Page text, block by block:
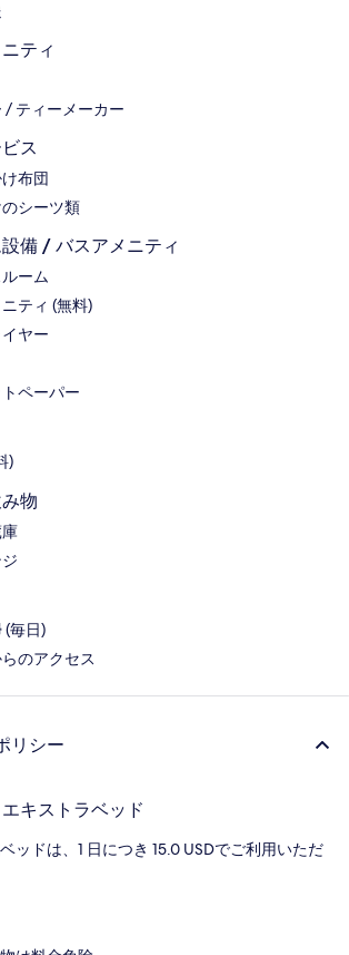
ティ
/ ティーメーカー
ス
布団
シーツ類
備 / バスアメニティ
ーム
ティ (無料)
ヤー
トペーパー
)
物
(毎日)
のアクセス
リシー
キストラベッド
ッドは、1 日につき 15.0 USDでご利用いただ